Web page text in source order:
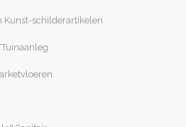
Kunst-schilderartikelen